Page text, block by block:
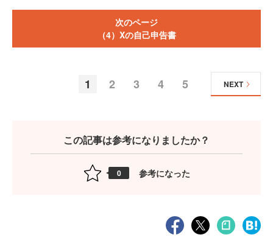
次のページ
（4）Xの自己申告書
1 2 3 4 5 NEXT
この記事は参考になりましたか？
0 参考になった